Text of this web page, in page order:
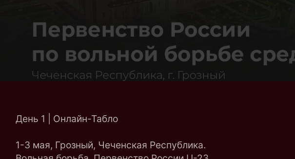
День 1 | Онлайн-Табло
1-3 мая, Грозный, Чеченская Республика.